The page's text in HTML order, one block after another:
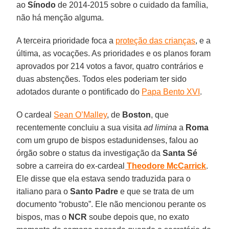
aoSínodo de 2014-2015 sobre o cuidado da família,
não há menção alguma.
A terceira prioridade foca a proteção das crianças, e a
última, as vocações. As prioridades e os planos foram
aprovados por 214 votos a favor, quatro contrários e
duas abstenções. Todos eles poderiam ter sido
adotados durante o pontificado do Papa Bento XVI .
O cardeal Sean O’Malley, de Boston, que
recentemente concluiu a sua visitaad limina a Roma
com um grupo de bispos estadunidenses, falou ao
órgão sobre o status da investigação daSanta Sé
sobre a carreira do ex-cardeal Theodore McCarrick.
Ele disse que ela estava sendo traduzida para o
italiano para oSanto Padre e que se trata de um
documento “robusto”. Ele não mencionou perante os
bispos, mas o NCR soube depois que, no exato